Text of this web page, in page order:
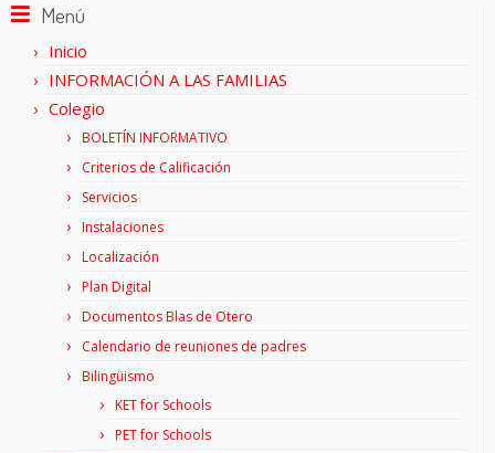
Menú
Inicio
INFORMACIÓN A LAS FAMILIAS
Colegio
BOLETÍN INFORMATIVO
Criterios de Calificación
Servicios
Instalaciones
Localización
Plan Digital
Documentos Blas de Otero
Calendario de reuniones de padres
Bilingüismo
KET for Schools
PET for Schools